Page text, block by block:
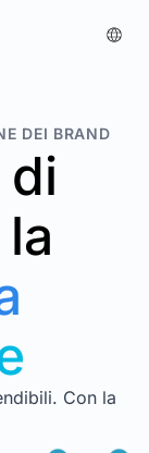
DEI BRAND
Con la